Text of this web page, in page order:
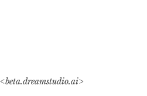
<beta.dreamstudio.ai>